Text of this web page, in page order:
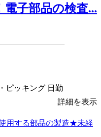
子部品の検査...
ピッキング 日勤
詳細を表示